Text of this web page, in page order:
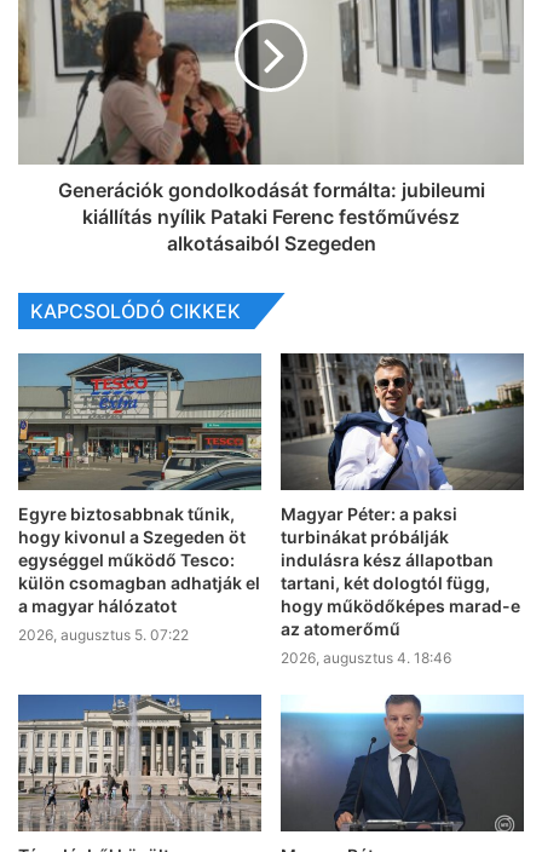
Generációk gondolkodását formálta: jubileumi
kiállítás nyílik Pataki Ferenc festőművész
alkotásaiból Szegeden
KAPCSOLÓDÓ CIKKEK
Egyre biztosabbnak tűnik,
hogy kivonul a Szegeden öt
egységgel működő Tesco:
külön csomagban adhatják el
a magyar hálózatot
2026, augusztus 5. 07:22
Magyar Péter: a paksi
turbinákat próbálják
indulásra kész állapotban
tartani, két dologtól függ,
hogy működőképes marad-e
az atomerőmű
2026, augusztus 4. 18:46